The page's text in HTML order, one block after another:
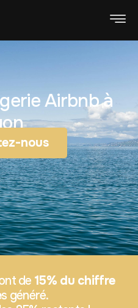
Airbnb à
nous
de 15% du chiffre
s généré.